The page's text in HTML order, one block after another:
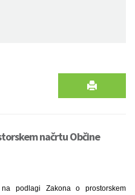
načrtu Občine
podlagi Zakona o prostorskem